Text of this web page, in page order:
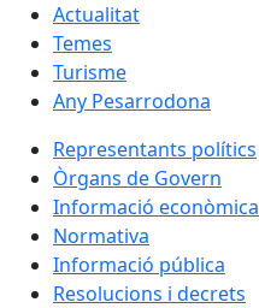
Actualitat
Temes
Turisme
Any Pesarrodona
Representants polítics
Òrgans de Govern
Informació econòmica
Normativa
Informació pública
Resolucions i decrets